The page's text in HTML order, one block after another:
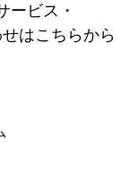
ービス・
はこちらから